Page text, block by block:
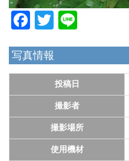
Facebook
Twitter
写真情報
投稿日
撮影者
撮影場所
使用機材